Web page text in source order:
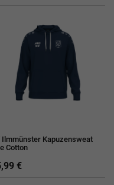
Ilmmünster Kapuzensweat
Cotton
€